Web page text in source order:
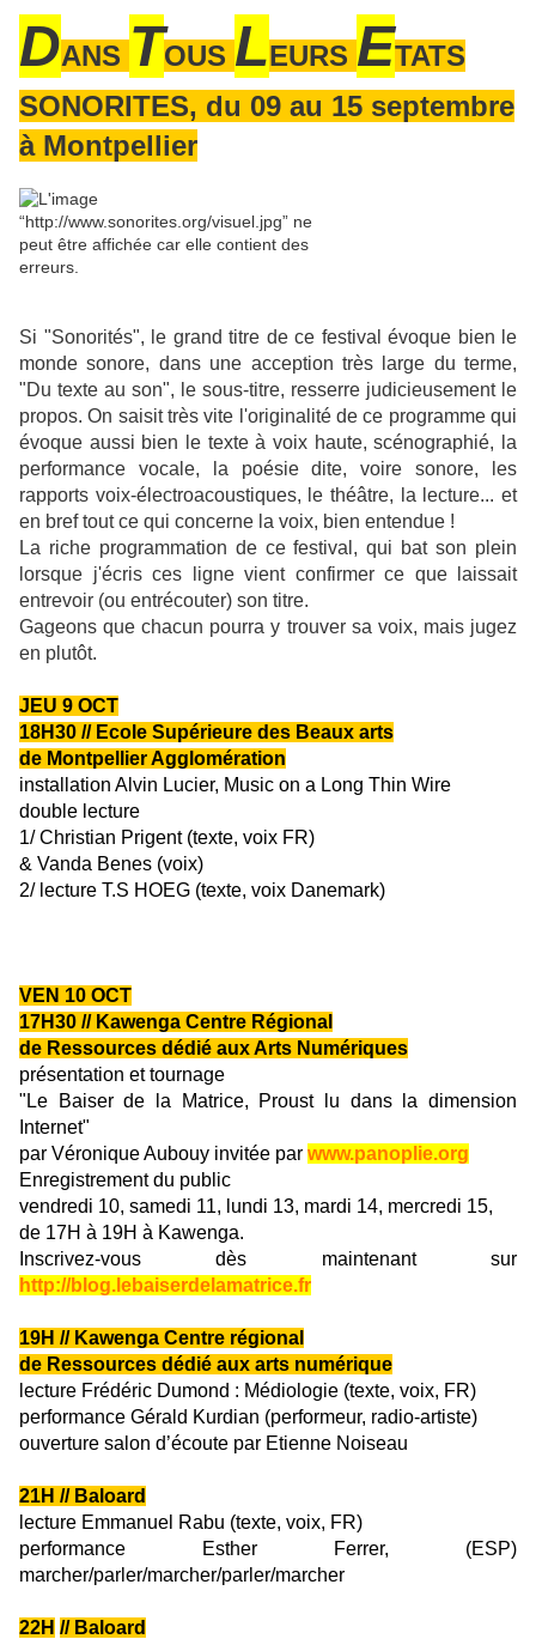
DANS TOUS LEURS ETATS
SONORITES, du 09 au 15 septembre
à Montpellier
Si "Sonorités", le grand titre de ce festival évoque bien le
monde sonore, dans une acception très large du terme,
"Du texte au son", le sous-titre, resserre judicieusement le
propos. On saisit très vite l'originalité de ce programme qui
évoque aussi bien le texte à voix haute, scénographié, la
performance vocale, la poésie dite, voire sonore, les
rapports voix-électroacoustiques, le théâtre, la lecture... et
en bref tout ce qui concerne la voix, bien entendue !
La riche programmation de ce festival, qui bat son plein
lorsque j'écris ces ligne vient confirmer ce que laissait
entrevoir (ou entrécouter) son titre.
Gageons que chacun pourra y trouver sa voix, mais jugez
en plutôt.
J EU 9 OCT
18H30 // Ecole Supérieure des Beaux arts
de Montpellier Agglomération
installation Alvin Lucier, Music on a Long Thin Wire
double lecture
1/ Christian Prigent (texte, voix FR)
& Vanda Benes (voix)
2/ lecture T.S HOEG (texte, voix Danemark)
VEN 10 OCT
17H30 // Kawenga Centre Régional
de Ressources dédié aux Arts Numériques
présentation et tournage
"Le Baiser de la Matrice, Proust lu dans la dimension
Internet"
par Véronique Aubouy invitée par www.panoplie.org
Enregistrement du public
vendredi 10, samedi 11, lundi 13, mardi 14, mercredi 15,
de 17H à 19H à Kawenga.
Inscrivez-vous dès maintenant sur
http://blog.lebaiserdelamatrice.fr
19H // Kawenga Centre régional
de Ressources dédié aux arts numérique
lecture Frédéric Dumond : Médiologie (texte, voix, FR)
performance Gérald Kurdian (performeur, radio-artiste)
ouverture salon d’écoute par Etienne Noiseau
21H // Baloard
lecture Emmanuel Rabu (texte, voix, FR)
performance
Esther Ferrer, (ESP)
marcher/parler/marcher/parler/marcher
22H // Baloard